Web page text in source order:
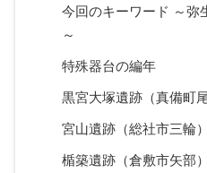
今回のキーワード ～弥
～
特殊器台の編年
黒宮大塚遺跡（真備町尾
宮山遺跡（総社市三輪）
楯築遺跡（倉敷市矢部）